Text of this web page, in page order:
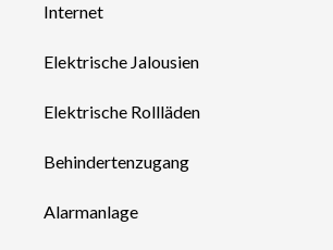
Internet
Elektrische Jalousien
Elektrische Rollläden
Behindertenzugang
Alarmanlage